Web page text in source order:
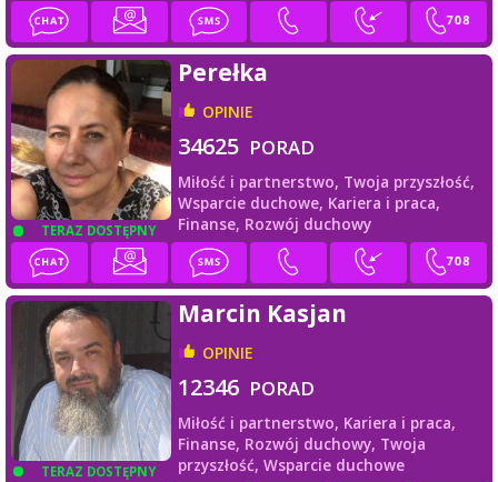
TERAZ DOSTĘPNY
Perełka
OPINIE
34625 PORAD
Miłość i partnerstwo, Twoja przyszłość,
Wsparcie duchowe, Kariera i praca,
Finanse, Rozwój duchowy
TERAZ DOSTĘPNY
Marcin Kasjan
OPINIE
12346 PORAD
Miłość i partnerstwo, Kariera i praca,
Finanse, Rozwój duchowy, Twoja
przyszłość, Wsparcie duchowe